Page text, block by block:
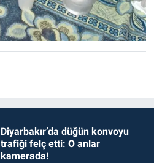
Diyarbakır’da düğün konvoyu
trafiği felç etti: O anlar
kamerada!